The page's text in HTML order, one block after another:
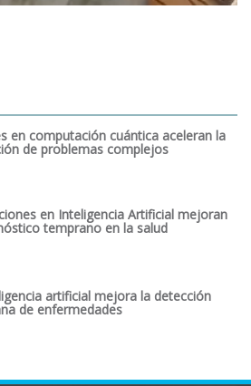
en computación cuántica aceleran la
de problemas complejos
en Inteligencia Artificial mejoran
temprano en la salud
artificial mejora la detección
de enfermedades